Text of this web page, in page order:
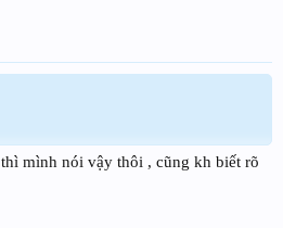
mình nói vậy thôi , cũng kh biết rõ